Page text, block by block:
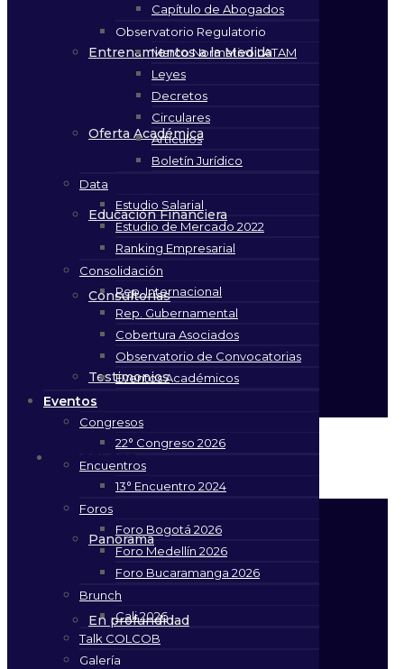
Entrenamientos a la Medida
Oferta Académica
Educación Financiera
Consultorías
Testimonios
NotiCOLCOB
Panorama
En profundidad
Capítulo de Abogados
Observatorio Regulatorio
Marco Normativo LATAM
Leyes
Decretos
Circulares
Artículos
Boletín Jurídico
Data
Estudio Salarial
Estudio de Mercado 2022
Ranking Empresarial
Consolidación
Rep. Internacional
Rep. Gubernamental
Cobertura Asociados
Observatorio de Convocatorias
Eventos Académicos
Eventos
Congresos
22° Congreso 2026
Encuentros
13° Encuentro 2024
Foros
Foro Bogotá 2026
Foro Medellín 2026
Foro Bucaramanga 2026
Brunch
Cali 2026
Talk COLCOB
Galería